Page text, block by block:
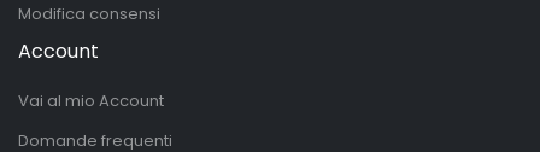
Modifica consensi
Account
Vai al mio Account
Domande frequenti